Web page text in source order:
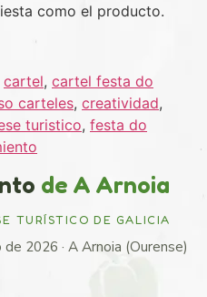
como el producto.
cartel, cartel festa do
carteles, creatividad,
turistico, festa do
de A Arnoia
TURÍSTICO DE GALICIA
2026 · A Arnoia (Ourense)